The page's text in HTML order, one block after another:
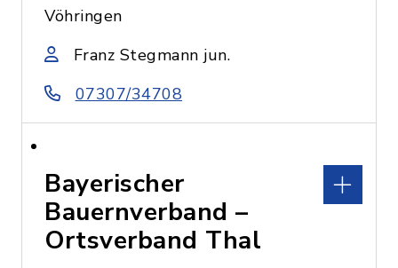
Vöhringen
Franz Stegmann jun.
07307/34708
Bayerischer
Bauernverband –
Ortsverband Thal